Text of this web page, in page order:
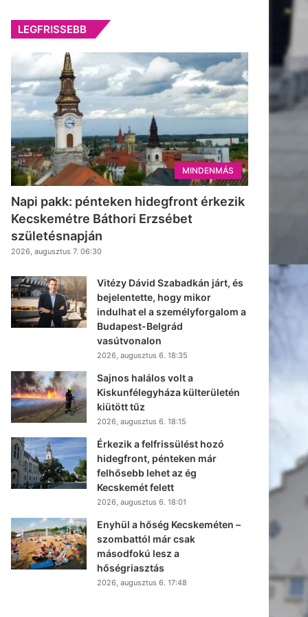
LEGFRISSEBB
MINDENMÁS
Napi pakk: pénteken hidegfront érkezik
Kecskemétre Báthori Erzsébet
születésnapján
2026, augusztus 7. 06:30
Vitézy Dávid Szabadkán járt, és
bejelentette, hogy mikor
indulhat el a személyforgalom a
Budapest-Belgrád
vasútvonalon
2026, augusztus 6. 18:35
Sajnos halálos volt a
Kiskunfélegyháza külterületén
kiütött tűz
2026, augusztus 6. 18:15
Érkezik a felfrissülést hozó
hidegfront, pénteken már
felhősebb lehet az ég
Kecskemét felett
2026, augusztus 6. 18:01
Enyhül a hőség Kecskeméten –
szombattól már csak
másodfokú lesz a
hőségriasztás
2026, augusztus 6. 17:48